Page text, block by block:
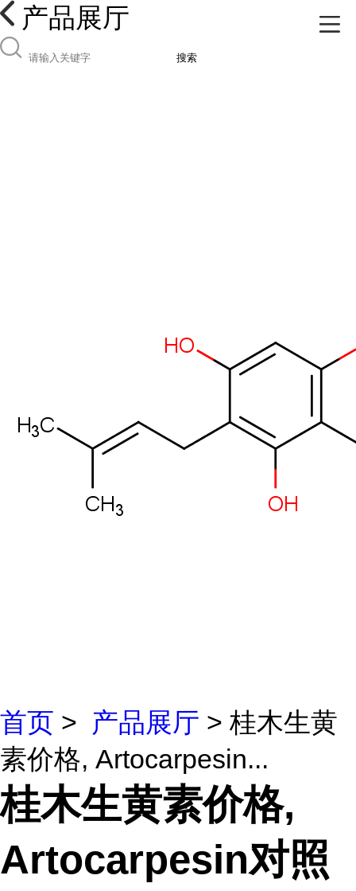
产品展厅
搜索
首页 > 产品展厅 > 桂木生黄
素价格, Artocarpesin...
桂木生黄素价格,
Artocarpesin对照